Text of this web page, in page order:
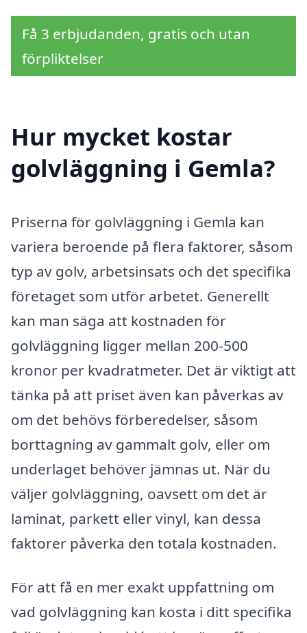
Få 3 erbjudanden, gratis och utan
förpliktelser
Hur mycket kostar
golvläggning i Gemla?
Priserna för golvläggning i Gemla kan
variera beroende på flera faktorer, såsom
typ av golv, arbetsinsats och det specifika
företaget som utför arbetet. Generellt
kan man säga att kostnaden för
golvläggning ligger mellan 200-500
kronor per kvadratmeter. Det är viktigt att
tänka på att priset även kan påverkas av
om det behövs förberedelser, såsom
borttagning av gammalt golv, eller om
underlaget behöver jämnas ut. När du
väljer golvläggning, oavsett om det är
laminat, parkett eller vinyl, kan dessa
faktorer påverka den totala kostnaden.
För att få en mer exakt uppfattning om
vad golvläggning kan kosta i ditt specifika